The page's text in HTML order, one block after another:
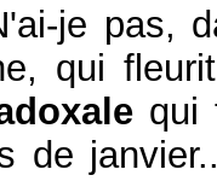
je pas,
qui
qui
de